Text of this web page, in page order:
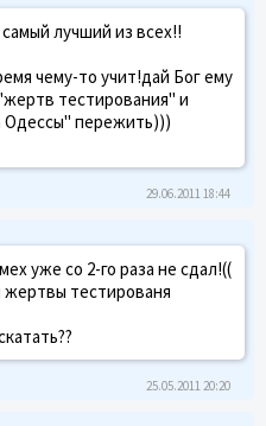
лучший из всех!!
чему-то учит!дай Бог ему
тестирования" и
Одессы" пережить)))
29.06.2011 18:44
уже со 2-го раза не сдал!((
жертвы тестированя
25.05.2011 20:20